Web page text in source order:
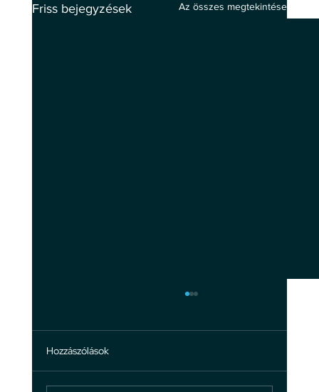
Friss bejegyzések Az összes megtekintése
Hozzászólások